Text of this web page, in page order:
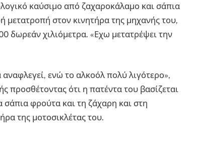
καύσιμο από ζαχαροκάλαμο και σάπια
μετατροπή στον κινητήρα της μηχανής του,
δωρεάν χιλιόμετρα. «Εχω μετατρέψει την
ενώ το αλκοόλ πολύ λιγότερο»,
προσθέτοντας ότι η πατέντα του βασίζεται
φρούτα και τη ζάχαρη και στη
της μοτοσικλέτας του.